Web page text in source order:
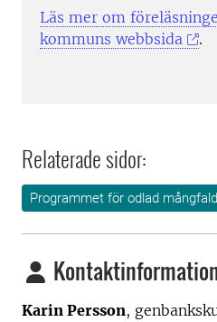
Läs mer om
kommuns webbsida
.
Relaterade sidor:
Programmet för odlad mångfald
Karin Persson,